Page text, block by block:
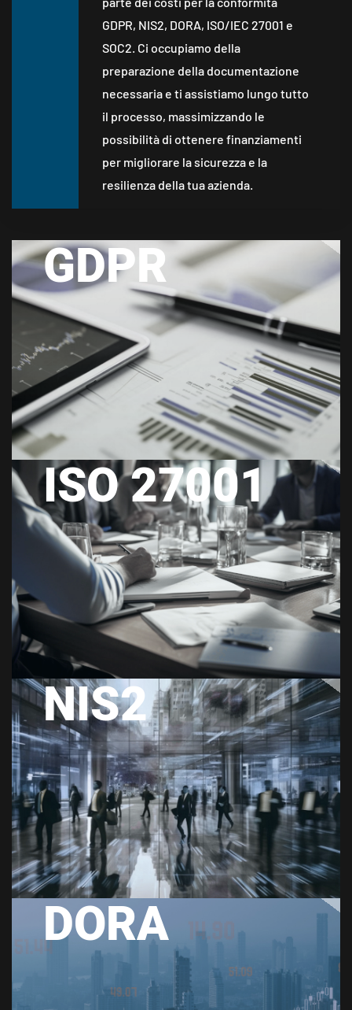
GDPR, NIS2, DORA, ISO/IEC 27001 e
SOC2. Ci occupiamo della
preparazione della documentazione
necessaria e ti assistiamo lungo tutto
il processo, massimizzando le
possibilità di ottenere finanziamenti
per migliorare la sicurezza e la
resilienza della tua azienda.
GDPR
ISO 27001
NIS2
DORA